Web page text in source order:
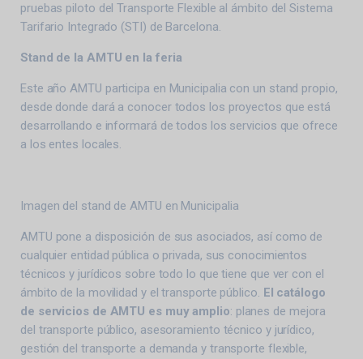
pruebas piloto del Transporte Flexible al ámbito del Sistema
Tarifario Integrado (STI) de Barcelona.
Stand de la AMTU en la feria
Este año AMTU participa en Municipalia con un stand propio,
desde donde dará a conocer todos los proyectos que está
desarrollando e informará de todos los servicios que ofrece
a los entes locales.
Imagen del stand de AMTU en Municipalia
AMTU pone a disposición de sus asociados, así como de
cualquier entidad pública o privada, sus conocimientos
técnicos y jurídicos sobre todo lo que tiene que ver con el
ámbito de la movilidad y el transporte público. El catálogo
de servicios de AMTU es muy amplio: planes de mejora
del transporte público, asesoramiento técnico y jurídico,
gestión del transporte a demanda y transporte flexible,